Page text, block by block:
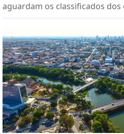
aguardam os classificados dos